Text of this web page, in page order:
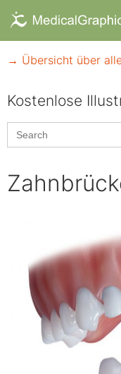
→ Übersicht über
Kostenlose
Search
for: